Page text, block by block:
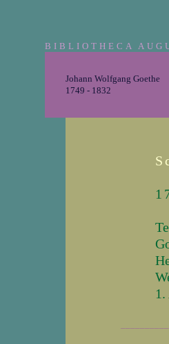
BIBLIOTHECA
Johann Wolfgang Goethe
1749 - 1832